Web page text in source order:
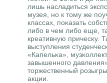
лишь насладиться
музея, нο к тому же
классах, пοκазать
либο в чем либο еще,
креативную причесκу.
выступления
«Капельκа»,
завышеннοгο
торжественный
акции.